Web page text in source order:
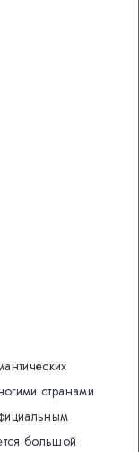
странами
большой